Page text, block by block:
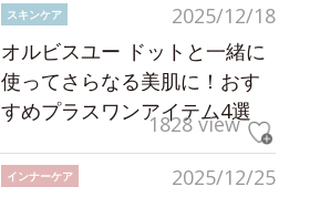
2025/12/18
スキンケア
オルビスユー ドットと一緒に
使ってさらなる美肌に！おす
すめプラスワンアイテム4選
1828 view
2025/12/25
インナーケア